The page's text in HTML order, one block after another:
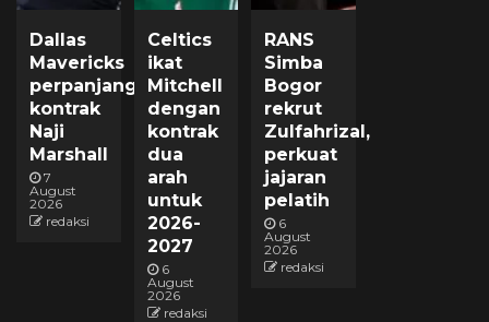
Dallas
Mavericks
perpanjang
kontrak
Naji
Marshall
7
August
2026
redaksi
Celtics
ikat
Mitchell
dengan
kontrak
dua
arah
untuk
2026-
2027
6
August
2026
redaksi
RANS
Simba
Bogor
rekrut
Zulfahrizal,
perkuat
jajaran
pelatih
6
August
2026
redaksi